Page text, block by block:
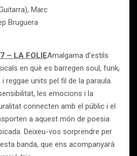
Marc
Bruguera
– LA FOLIEAmalgama d’estils
en què es barregen soul, funk,
i reggae units pel fil de la paraula.
les emocions i la
connecten amb el públic i el
a aquest món de poesia
Deixeu-vos sorprendre per
banda, que ens acompanyarà